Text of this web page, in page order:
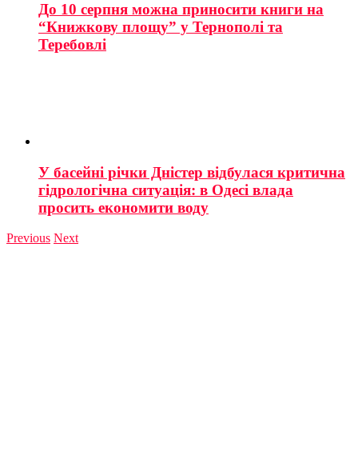
До 10 серпня можна приносити книги на
“Книжкову площу” у Тернополі та
Теребовлі
У басейні річки Дністер відбулася критична
гідрологічна ситуація: в Одесі влада
просить економити воду
Previous Next